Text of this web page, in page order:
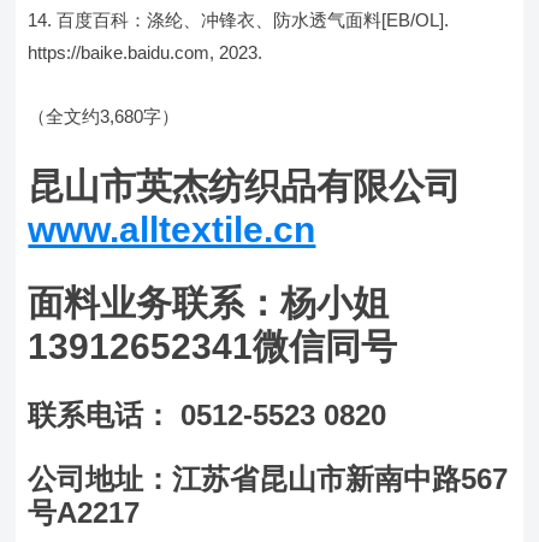
百度百科：涤纶、冲锋衣、防水透气面料[EB/OL].
https://baike.baidu.com, 2023.
（全文约3,680字）
昆山市英杰纺织品有限公司
www.alltextile.cn
面料业务联系：杨小姐
13912652341微信同号
联系电话： 0512-5523 0820
公司地址：江苏省昆山市新南中路567
号A2217